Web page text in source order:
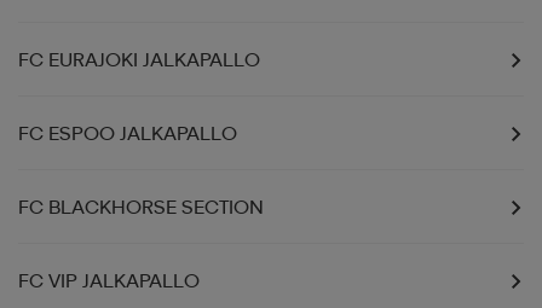
FC EURAJOKI JALKAPALLO
FC ESPOO JALKAPALLO
FC BLACKHORSE SECTION
FC VIP JALKAPALLO